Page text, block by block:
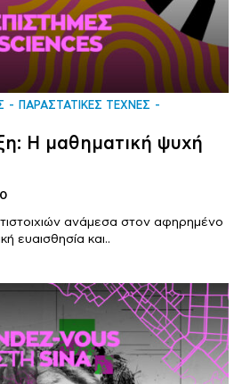
ΠΑΡΑΣΤΑΤΙΚΕΣ ΤΕΧΝΕΣ
Η μαθηματική ψυχή
ανάμεσα στον αφηρημένο
ευαισθησία και..